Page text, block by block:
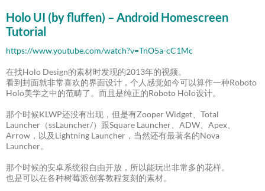
Holo UI (by fluffen) – Android Homescreen
Tutorial
https://www.youtube.com/watch?v=TnO5a-cC1Mc
在找Holo Design的素材时发现的2013年的视频。
看到封面就非常喜欢的界面设计，个人感觉如今可以算作一种Roboto
Holo美学之中的范畴了。而且是纯正的Roboto Holo设计。
那个时候KLWP还没有出现，但是有Zooper Widget、Total
Launcher（ssLauncher/）跟Square Launcher、ADW、Apex、
Arrow，以及Lightning Launcher，当然还有最著名的Nova
Launcher。
那个时候的安卓系统很自由开放，所以能玩出非常多的花样。
也是可以在各种树莓派创客教程复刻的素材。